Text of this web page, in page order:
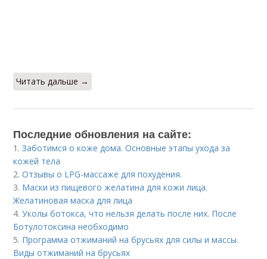
Читать дальше →
Последние обновления на сайте:
1.Заботимся о коже дома. Основные этапы ухода за
кожей тела
2.Отзывы о LPG-массаже для похудения.
3. Маски из пищевого желатина для кожи лица.
Желатиновая маска для лица
4.Уколы ботокса, что нельзя делать после них. После
Ботулотоксина необходимо
5. Программа отжиманий на брусьях для силы и массы.
Виды отжиманий на брусьях